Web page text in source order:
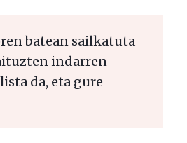
batean sailkatuta
indarren
da, eta gure